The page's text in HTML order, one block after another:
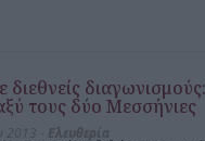
διεθνείς
τους δύο Μεσσήνιες